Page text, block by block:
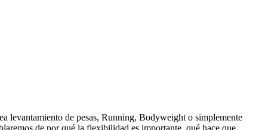
levantamiento de pesas, Running, Bodyweight o simplemente